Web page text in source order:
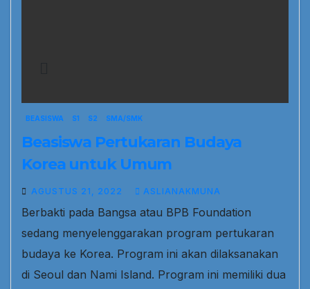
BEASISWA S1 S2 SMA/SMK
Beasiswa Pertukaran Budaya
Korea untuk Umum
AGUSTUS 21, 2022 ASLIANAKMUNA
Berbakti pada Bangsa atau BPB Foundation
sedang menyelenggarakan program pertukaran
budaya ke Korea. Program ini akan dilaksanakan
di Seoul dan Nami Island. Program ini memiliki dua